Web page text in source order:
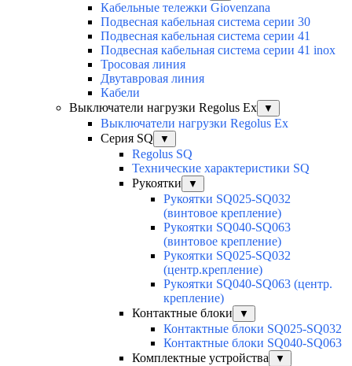
Кабельные тележки Giovenzana
Подвесная кабельная система серии 30
Подвесная кабельная система серии 41
Подвесная кабельная система серии 41 inox
Тросовая линия
Двутавровая линия
Кабели
Выключатели нагрузки Regolus Ex
▼
Выключатели нагрузки Regolus Ex
Серия SQ
▼
Regolus SQ
Технические характеристики SQ
Рукоятки
▼
Рукоятки SQ025-SQ032
(винтовое крепление)
Рукоятки SQ040-SQ063
(винтовое крепление)
Рукоятки SQ025-SQ032
(центр.крепление)
Рукоятки SQ040-SQ063 (центр.
крепление)
Контактные блоки
▼
Контактные блоки SQ025-SQ032
Контактные блоки SQ040-SQ063
Комплектные устройства
▼